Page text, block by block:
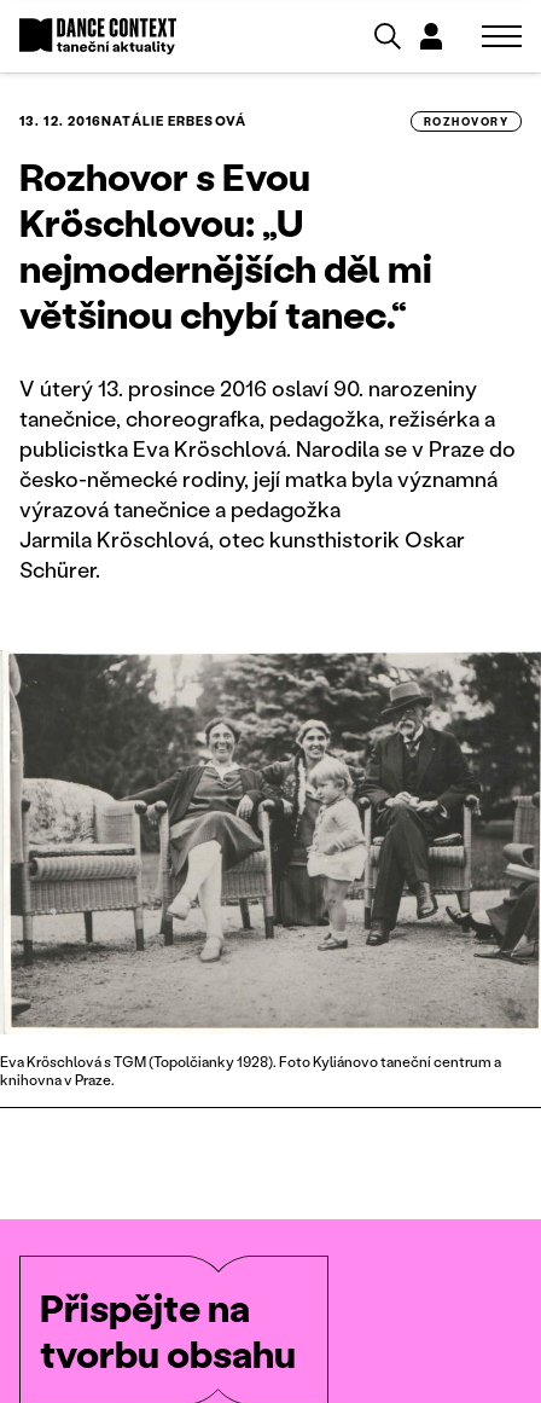
13. 12. 2016NATÁLIE ERBESOVÁ ROZHOVORY
Rozhovor s Evou
Kröschlovou: „U
nejmodernějších děl mi
většinou chybí tanec.“
V úterý 13. prosince 2016 oslaví 90. narozeniny
tanečnice, choreografka, pedagožka, režisérka a
publicistka Eva Kröschlová. Narodila se v Praze do
česko-německé rodiny, její matka byla významná
výrazová tanečnice a pedagožka
Jarmila Kröschlová, otec kunsthistorik Oskar
Schürer.
Eva Kröschlová s TGM (Topolčianky 1928). Foto Kyliánovo taneční centrum a
knihovna v Praze.
Přispějte na
tvorbu obsahu